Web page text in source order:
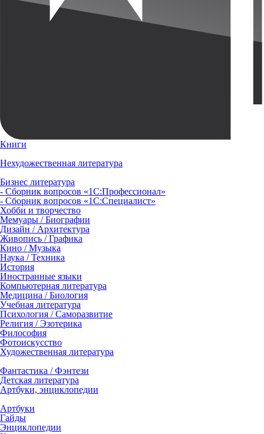
Книги
Нехудожественная литература
Бизнес литература
- Сборник вопросов «1С:Профессионал»
- Сборник вопросов «1С:Специалист»
Хобби и творчество
Мемуары / Биографии
Дизайн / Архитектура
Живопись / Графика
Кино / Музыка
Наука / Техника
История
Иностранные языки
Компьютерная литература
Медицина / Биология
Учебная литература
Психология / Саморазвитие
Религия / Эзотерика
Философия
Фотоискусство
Художественная литература
Фантастика / Фэнтези
Детская литература
Артбуки, энциклопедии
Артбуки
Гайды
Энциклопедии